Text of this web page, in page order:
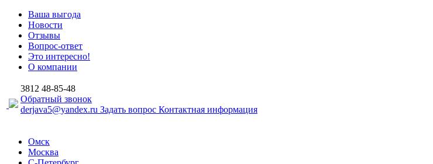
Ваша выгода
Новости
Отзывы
Вопрос-ответ
Это интересно!
О компании
3812 48-85-48
Обратный звонок
derjava5@yandex.ru Задать вопрос Контактная информация
Омск
Москва